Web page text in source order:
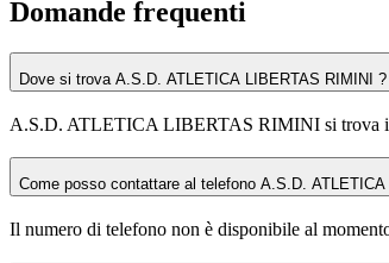
Domande frequenti
Dove si trova A.S.D. ATLETICA LIBERTAS RIMINI ?
A.S.D. ATLETICA LIBERTAS RIMINI si trova
Come posso contattare al telefono A.S.D.
Il numero di telefono non è disponibile al